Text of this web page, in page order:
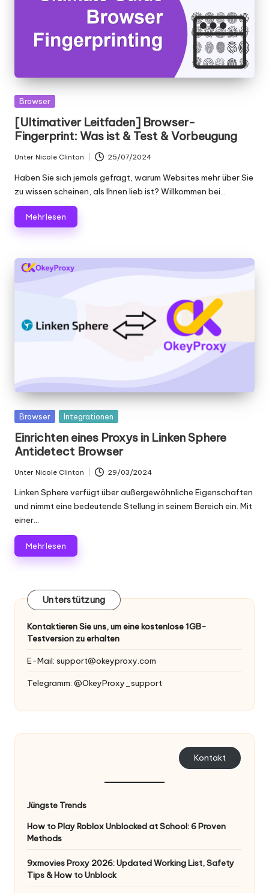
Gepostet
Browser
[Ultimativer Leitfaden] Browser-
Fingerprint: Was ist & Test & Vorbeugung
Geschrieben
von
Unter Nicole Clinton 25/07/2024
Haben Sie sich jemals gefragt, warum Websites mehr über Sie
zu wissen scheinen, als Ihnen lieb ist? Willkommen bei...
Mehr lesen
Gepostet
Browser Integrationen
Einrichten eines Proxys in Linken Sphere
Antidetect Browser
Geschrieben
von
Unter Nicole Clinton 29/03/2024
Linken Sphere verfügt über außergewöhnliche Eigenschaften
und nimmt eine bedeutende Stellung in seinem Bereich ein. Mit
einer...
Mehr lesen
Unterstützung
Kontaktieren Sie uns, um eine kostenlose 1GB-
Testversion zu erhalten
E-Mail: support@okeyproxy.com
Telegramm: @OkeyProxy_support
Kontakt
Jüngste Trends
How to Play Roblox Unblocked at School: 6 Proven
Methods
9xmovies Proxy 2026: Updated Working List, Safety
Tips & How to Unblock